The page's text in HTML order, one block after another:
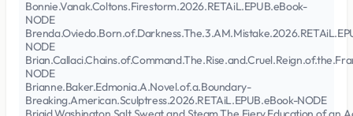
Bonnie.Vanak.Coltons.Firestorm.2026.RETAiL.EPUB.eBook-
NODE
NODE
NODE
Brianne.Baker.Edmonia.A.Novel.of.a.Boundary-
Breaking.American.Sculptress.2026.RETAiL.EPUB.eBook-NODE